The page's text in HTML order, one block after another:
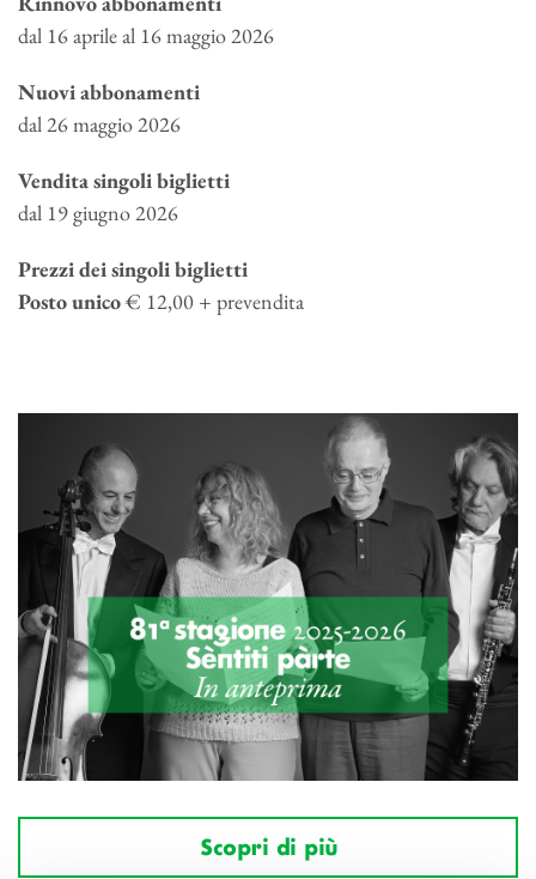
dal 16 aprile al 16 maggio 2026
Nuovi abbonamenti
dal 26 maggio 2026
Vendita singoli biglietti
dal 19 giugno 2026
Prezzi dei singoli biglietti
Posto unico€ 12,00 + prevendita
Scopri di più